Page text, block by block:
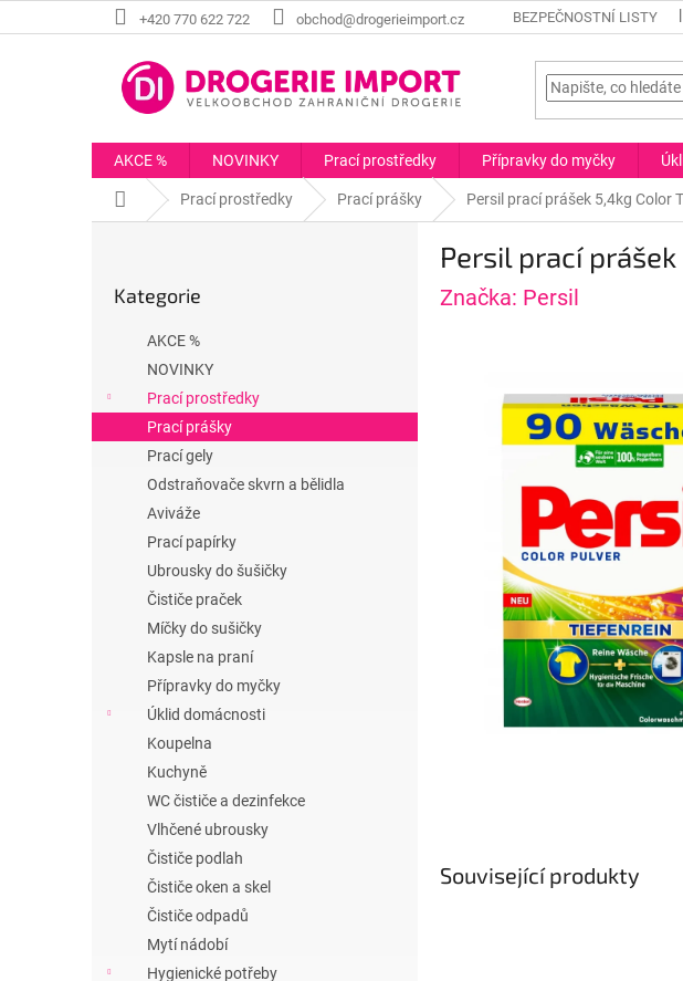
na
+420 770 622 722 obchod@drogerieimport.cz BEZPEČNOSTNÍ LISTY
AKCE % NOVINKY Prací prostředky Přípravky do myčky
Domů Prací prostředky Prací prášky Persil prací prášek 5,4kg Color
kategorie
Kategorie
AKCE %
NOVINKY
Prací prostředky
Prací prášky
Prací gely
Odstraňovače skvrn a bělidla
Aviváže
Prací papírky
Ubrousky do šušičky
Čističe praček
Míčky do sušičky
Kapsle na praní
Přípravky do myčky
Úklid domácnosti
Koupelna
Kuchyně
WC čističe a dezinfekce
Vlhčené ubrousky
Čističe podlah
Čističe oken a skel
Čističe odpadů
Mytí nádobí
Hygienické potřeby
Persil prací
Značka: Persil
Související produkty